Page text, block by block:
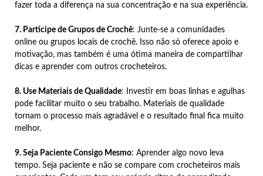
fazer toda a diferença na sua concentração e na sua experiência.
7. Participe de Grupos de Crochê: Junte-se a comunidades
online ou grupos locais de crochê. Isso não só oferece apoio e
motivação, mas também é uma ótima maneira de compartilhar
dicas e aprender com outros crocheteiros.
8. Use Materiais de Qualidade: Investir em boas linhas e agulhas
pode facilitar muito o seu trabalho. Materiais de qualidade
tornam o processo mais agradável e o resultado final fica muito
melhor.
9. Seja Paciente Consigo Mesmo: Aprender algo novo leva
tempo. Seja paciente e não se compare com crocheteiros mais